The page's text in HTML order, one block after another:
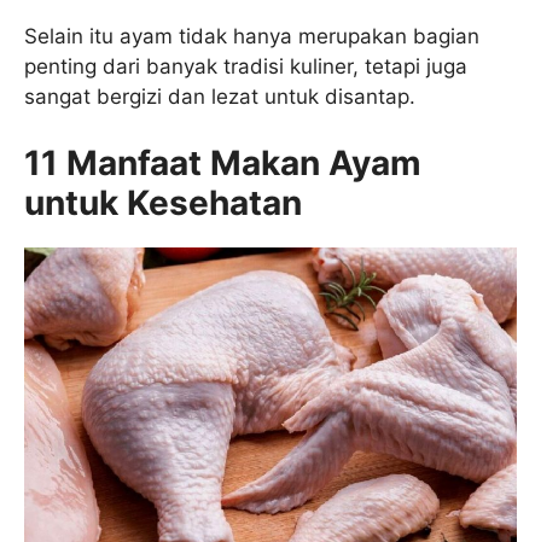
Selain itu ayam tidak hanya merupakan bagian
penting dari banyak tradisi kuliner, tetapi juga
sangat bergizi dan lezat untuk disantap.
11 Manfaat Makan Ayam
untuk Kesehatan